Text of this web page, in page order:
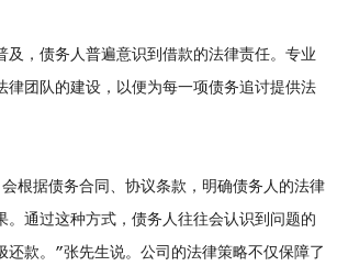
，债务人普遍意识到借款的法律责任。专业
律团队的建设，以便为每一项债务追讨提供法
据债务合同、协议条款，明确债务人的法律
。通过这种方式，债务人往往会认识到问题的
还款。”张先生说。公司的法律策略不仅保障了